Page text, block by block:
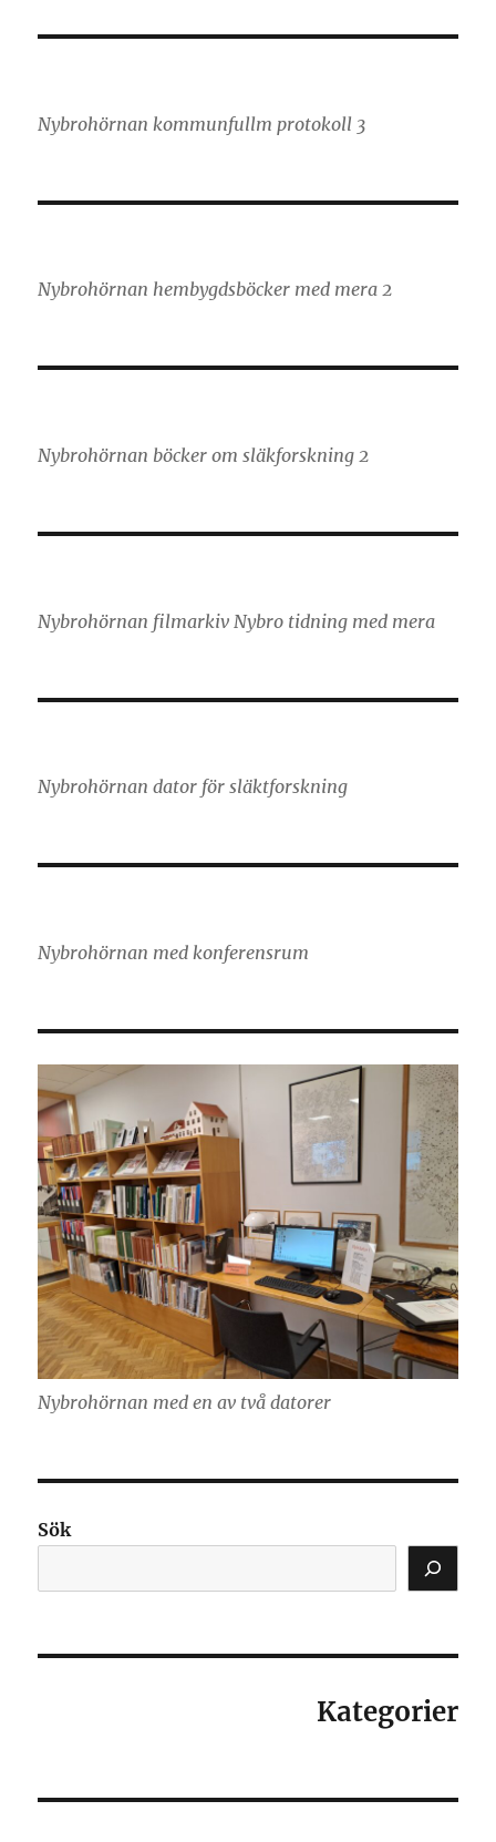
Nybrohörnan kommunfullm protokoll 3
Nybrohörnan hembygdsböcker med mera 2
Nybrohörnan böcker om släkforskning 2
Nybrohörnan filmarkiv Nybro tidning med mera
Nybrohörnan dator för släktforskning
Nybrohörnan med konferensrum
Nybrohörnan med en av två datorer
Sök
Kategorier